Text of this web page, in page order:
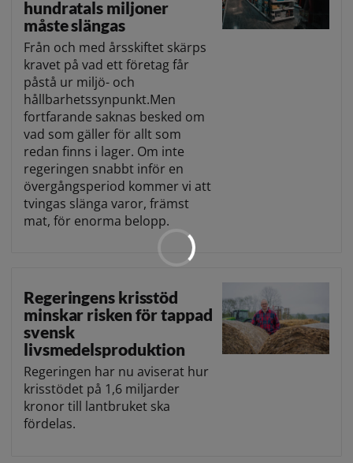
hundratals miljoner
måste slängas
Från och med årsskiftet skärps
kravet på vad ett företag får
påstå ur miljö- och
hållbarhetssynpunkt.Men
fortfarande saknas besked om
vad som gäller för allt som
redan finns i lager. Om inte
regeringen snabbt inför en
övergångsperiod kommer vi att
tvingas slänga varor, främst
mat, för enorma belopp.
Regeringens krisstöd
minskar risken för tappad
svensk
livsmedelsproduktion
Regeringen har nu aviserat hur
krisstödet på 1,6 miljarder
kronor till lantbruket ska
fördelas.